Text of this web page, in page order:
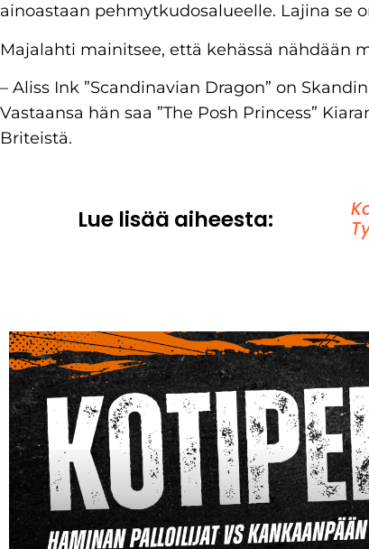
ainoastaan pehmytkudosalueelle. Lajina se
Majalahti mainitsee, että kehässä nähdään
– Aliss Ink ”Scandinavian Dragon” on
Vastaansa hän saa ”The Posh Princess”
Briteistä.
Lue lisää aiheesta: